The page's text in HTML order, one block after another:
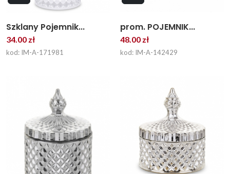
Szklany Pojemnik...
34.00 zł
kod: IM-A-171981
prom. POJEMNIK...
48.00 zł
kod: IM-A-142429